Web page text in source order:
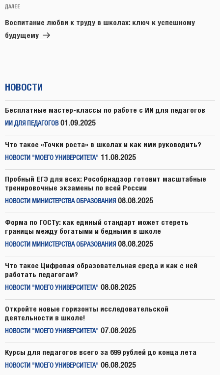
Следующая
запись
ДАЛЕЕ
Воспитание любви к труду в школах: ключ к успешному
будущему
НОВОСТИ
Бесплатные мастер-классы по работе с ИИ для педагогов
ИИ ДЛЯ ПЕДАГОГОВ 01.09.2025
Что такое «Точки роста» в школах и как ими руководить?
НОВОСТИ "МОЕГО УНИВЕРСИТЕТА" 11.08.2025
Пробный ЕГЭ для всех: Рособрнадзор готовит масштабные
тренировочные экзамены по всей России
НОВОСТИ МИНИСТЕРСТВА ОБРАЗОВАНИЯ 08.08.2025
Форма по ГОСТу: как единый стандарт может стереть
границы между богатыми и бедными в школе
НОВОСТИ МИНИСТЕРСТВА ОБРАЗОВАНИЯ 08.08.2025
Что такое Цифровая образовательная среда и как с ней
работать педагогам?
НОВОСТИ "МОЕГО УНИВЕРСИТЕТА" 08.08.2025
Откройте новые горизонты исследовательской
деятельности в школе!
НОВОСТИ "МОЕГО УНИВЕРСИТЕТА" 07.08.2025
Курсы для педагогов всего за 699 рублей до конца лета
НОВОСТИ "МОЕГО УНИВЕРСИТЕТА" 06.08.2025